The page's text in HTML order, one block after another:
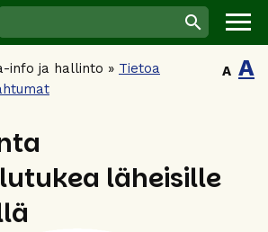
info ja hallinto » Tietoa
A A
läheisille